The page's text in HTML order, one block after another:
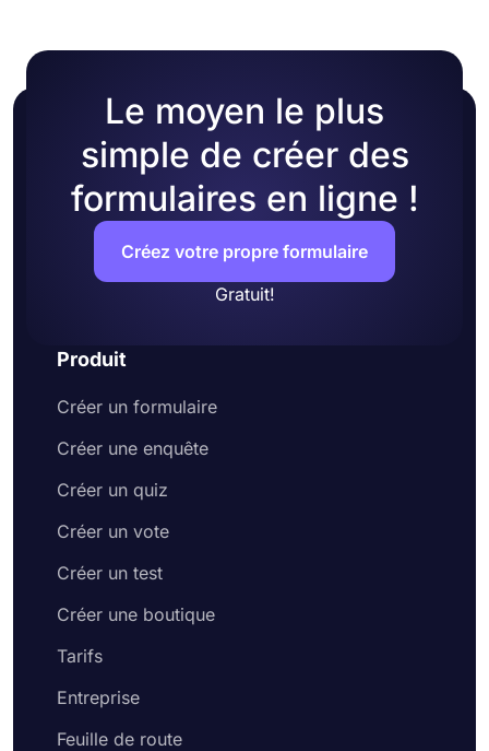
Le moyen le plus
simple de créer des
formulaires en ligne !
Créez votre propre formulaire
Gratuit!
Produit
Créer un formulaire
Créer une enquête
Créer un quiz
Créer un vote
Créer un test
Créer une boutique
Tarifs
Entreprise
Feuille de route